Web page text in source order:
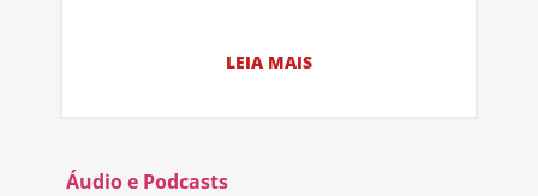
LEIA MAIS
Áudio e Podcasts